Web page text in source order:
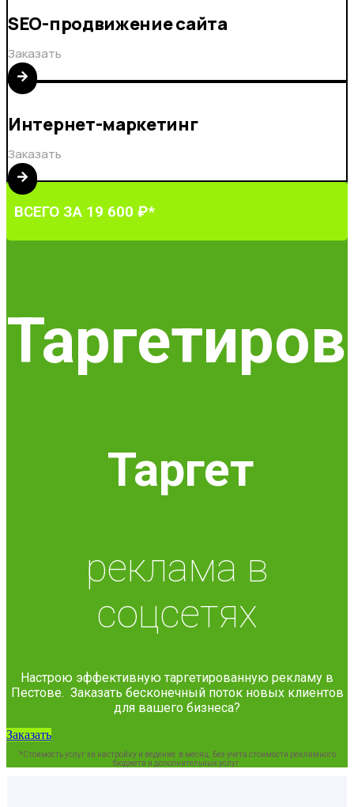
SEO-продвижение сайта
Заказать
Интернет-маркетинг
Заказать
ВСЕГО ЗА 19 600 ₽*
Таргет
реклама в
соцсетях
Настрою эффективную таргетированную рекламу в
Пестове. Заказать бесконечный поток новых клиентов
для вашего бизнеса?
Заказать
*Стоимость услуг за настройку и ведение в месяц. Без учета стоимости рекламного
бюджета и дополнительных услуг.